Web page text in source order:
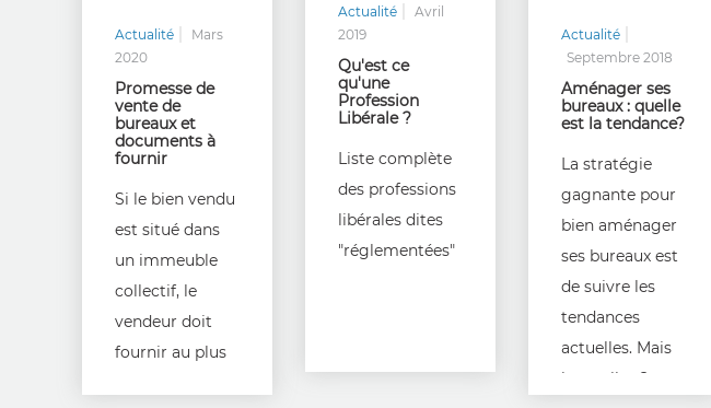
Actualité
Mars
2020
Promesse de
vente de
bureaux et
documents à
fournir
Si le bien vendu
est situé dans
un immeuble
collectif, le
vendeur doit
fournir au plus
Actualité
Avril
2019
Qu'est ce
qu'une
Profession
Libérale ?
Liste complète
des professions
libérales dites
"réglementées"
Actualité
Septembre 2018
Aménager ses
bureaux : quelle
est la tendance?
La stratégie
gagnante pour
bien aménager
ses bureaux est
de suivre les
tendances
actuelles. Mais
lesquelles ?